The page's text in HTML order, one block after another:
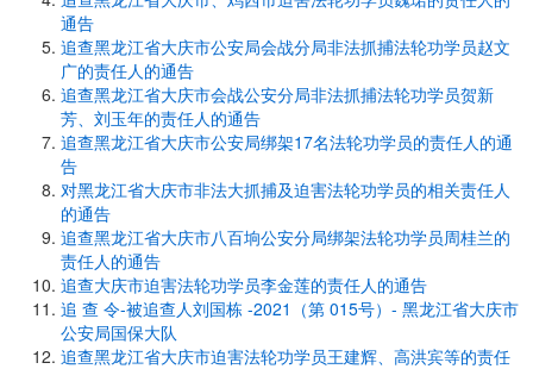
通告
追查黑龙江省大庆市公安局会战分局非法抓捕法轮功学员赵文
广的责任人的通告
追查黑龙江省大庆市会战公安分局非法抓捕法轮功学员贺新
芳、刘玉年的责任人的通告
追查黑龙江省大庆市公安局绑架17名法轮功学员的责任人的通
告
对黑龙江省大庆市非法大抓捕及迫害法轮功学员的相关责任人
的通告
追查黑龙江省大庆市八百垧公安分局绑架法轮功学员周桂兰的
责任人的通告
追查大庆市迫害法轮功学员李金莲的责任人的通告
追 查 令-被追查人刘国栋 -2021（第 015号）- 黑龙江省大庆市
公安局国保大队
追查黑龙江省大庆市迫害法轮功学员王建辉、高洪宾等的责任